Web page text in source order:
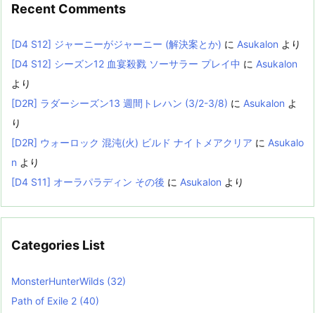
Recent Comments
[D4 S12] ジャーニーがジャーニー (解決案とか) に Asukalon より
[D4 S12] シーズン12 血宴殺戮 ソーサラー プレイ中 に Asukalon
より
[D2R] ラダーシーズン13 週間トレハン (3/2-3/8) に Asukalon よ
り
[D2R] ウォーロック 混沌(火) ビルド ナイトメアクリア に Asukalo
n より
[D4 S11] オーラパラディン その後 に Asukalon より
Categories List
MonsterHunterWilds (32)
Path of Exile 2 (40)